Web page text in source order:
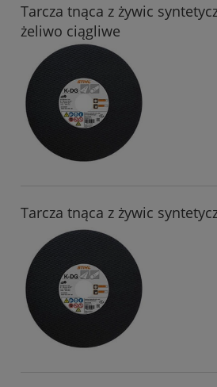
Tarcza tnąca z żywic
żeliwo ciągliwe
Tarcza tnąca z żywic